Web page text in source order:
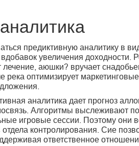
предиктивную аналитику в
увеличения доходности.
аюшки? вручает
река оптимизирует
аналитика дает прогноз
Алгоритмы выслеживают
игровые сессии. Поэтому они
отдела контролирования. Сие
ответственное